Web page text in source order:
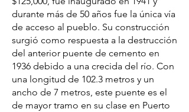
durante más de 50 años fue la única vía
de acceso al pueblo. Su construcción
surgió como respuesta a la destrucción
del anterior puente de cemento en
1936 debido a una crecida del río. Con
una longitud de 102.3 metros y un
ancho de 7 metros, este puente es el
de mayor tramo en su clase en Puerto